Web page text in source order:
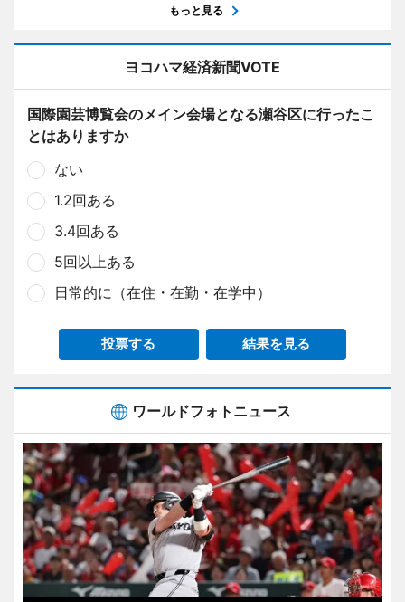
もっと見る
ヨコハマ経済新聞VOTE
国際園芸博覧会のメイン会場となる瀬谷区に行ったこ
とはありますか
ない
1.2回ある
3.4回ある
5回以上ある
日常的に（在住・在勤・在学中）
投票する 結果を見る
ワールドフォトニュース